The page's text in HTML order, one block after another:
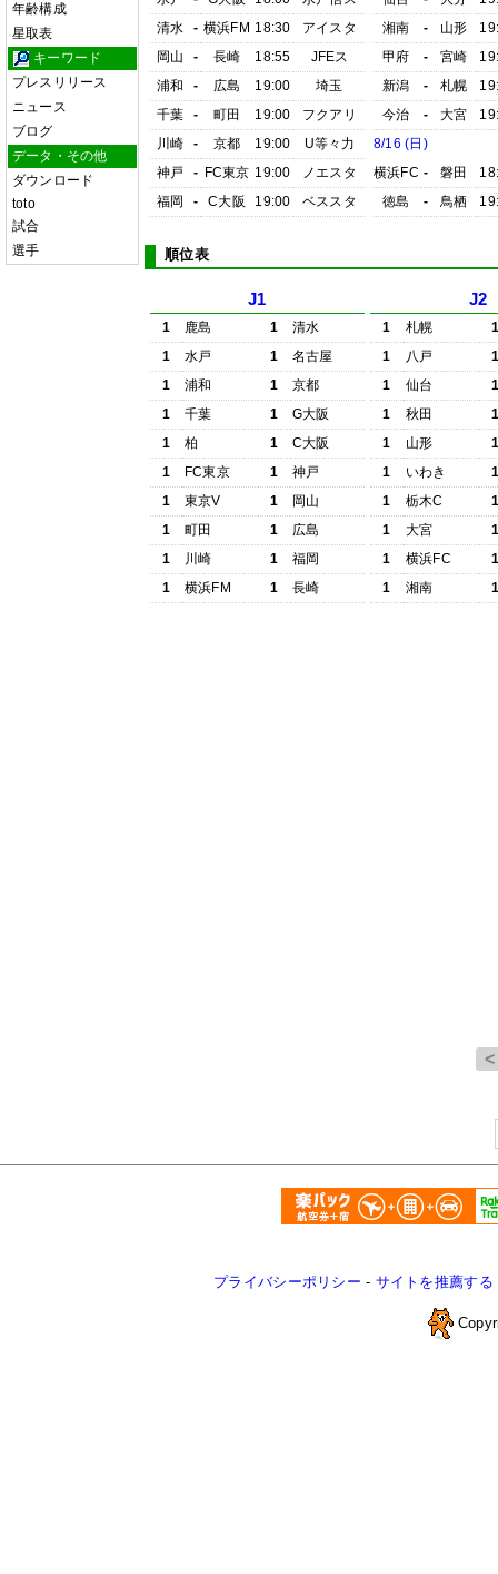
年齢構成
星取表
キーワード
プレスリリース
ニュース
ブログ
データ・その他
ダウンロード
toto
試合
選手
清水
- 横浜FM 18:30
アイスタ
岡山
- 長崎 18:55
JFEス
浦和
- 広島 19:00
埼玉
千葉
- 町田 19:00
フクアリ
川崎
- 京都 19:00
U等々力
神戸
- FC東京 19:00
ノエスタ
福岡
- C大阪 19:00 ベススタ
湘南
- 山形
甲府
- 宮崎
新潟
- 札幌
今治
- 大宮
8/16 (日)
横浜FC - 磐田
徳島
- 鳥栖
順位表
J1
1 鹿島 1
清水
1
水戸 1
名古屋
1
浦和 1
京都
1
千葉 1
G大阪
1
柏 1
C大阪
1
FC東京 1
神戸
1
東京V 1
岡山
1
町田 1
広島
1
川崎 1
福岡
1
横浜FM 1 長崎
J2
1 札幌
1
八戸
1
仙台
1
秋田
1
山形
1
いわき
1
栃木C
1
大宮
1
横浜FC
1
湘南
プライバシーポリシー - サイトを推薦する